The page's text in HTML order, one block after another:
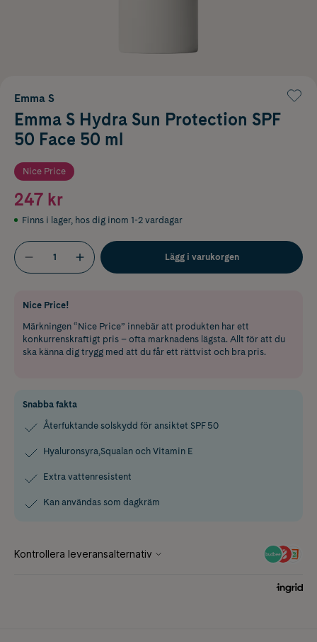
Emma S
Emma S Hydra Sun Protection SPF
50 Face 50 ml
Nice Price
247 kr
Finns i lager, hos dig inom 1-2 vardagar
Lägg i varukorgen
Nice Price!
Märkningen “Nice Price” innebär att produkten har ett
konkurrenskraftigt pris – ofta marknadens lägsta. Allt för att du
ska känna dig trygg med att du får ett rättvist och bra pris.
Snabba fakta
Återfuktande solskydd för ansiktet SPF 50
Hyaluronsyra,Squalan och Vitamin E
Extra vattenresistent
Kan användas som dagkräm